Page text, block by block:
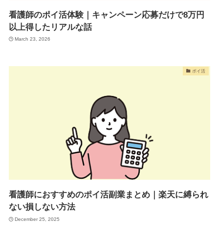
看護師のポイ活体験｜キャンペーン応募だけで8万円
以上得したリアルな話
March 23, 2026
ポイ活
看護師におすすめのポイ活副業まとめ｜楽天に縛られ
ない損しない方法
December 25, 2025